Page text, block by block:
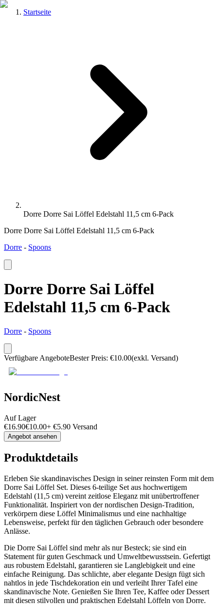
Startseite
Dorre Dorre Sai Löffel Edelstahl 11,5 cm 6-Pack
Dorre Dorre Sai Löffel Edelstahl 11,5 cm 6-Pack
Dorre - Spoons
Dorre Dorre Sai Löffel
Edelstahl 11,5 cm 6-Pack
Dorre - Spoons
Verfügbare AngeboteBester Preis: €10.00(exkl. Versand)
NordicNest
Auf Lager
€16.90€10.00+ €5.90 Versand
Angebot ansehen
Produktdetails
Erleben Sie skandinavisches Design in seiner reinsten Form mit dem
Dorre Sai Löffel Set. Dieses 6-teilige Set aus hochwertigem
Edelstahl (11,5 cm) vereint zeitlose Eleganz mit unübertroffener
Funktionalität. Inspiriert von der nordischen Design-Tradition,
verkörpern diese Löffel Minimalismus und eine nachhaltige
Lebensweise, perfekt für den täglichen Gebrauch oder besondere
Anlässe.
Die Dorre Sai Löffel sind mehr als nur Besteck; sie sind ein
Statement für guten Geschmack und Umweltbewusstsein. Gefertigt
aus robustem Edelstahl, garantieren sie Langlebigkeit und eine
einfache Reinigung. Das schlichte, aber elegante Design fügt sich
nahtlos in jede Tischdekoration ein und verleiht Ihrer Tafel eine
skandinavische Note. Genießen Sie Ihren Tee, Kaffee oder Dessert
mit diesen stilvollen und praktischen Edelstahl Löffeln von Dorre.